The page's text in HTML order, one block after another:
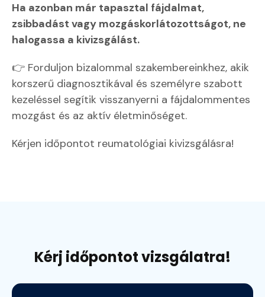
Ha azonban már tapasztal fájdalmat,
zsibbadást vagy mozgáskorlátozottságot, ne
halogassa a kivizsgálást.
👉 Forduljon bizalommal szakembereinkhez, akik
korszerű diagnosztikával és személyre szabott
kezeléssel segítik visszanyerni a fájdalommentes
mozgást és az aktív életminőséget.
Kérjen időpontot reumatológiai kivizsgálásra!
Kérj időpontot vizsgálatra!